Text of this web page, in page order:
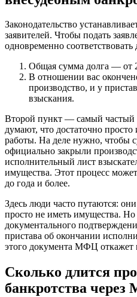
Законодательство
заявителей. Чтобы подать
одновременно
Общая сумма долга — от
В отношении вас
производство, и у
взыскания.
Второй пункт — самый частый
думают, что достаточно
работы. На деле нужно, чтобы
официально закрыли
исполнительный лист
имущества. Этот процесс
до года и более.
Здесь люди часто путаются:
просто не иметь имущества. Но
документального
пристава об окончании
этого документа МФЦ откажет
Сколько длится
банкротства